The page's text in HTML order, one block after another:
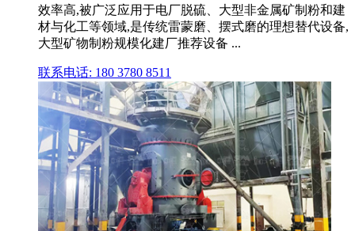
效率高,被广泛应用于电厂脱硫、大型非金属矿制粉和建
材与化工等领域,是传统雷蒙磨、摆式磨的理想替代设备,
大型矿物制粉规模化建厂推荐设备 ...
联系电话: 180 3780 8511